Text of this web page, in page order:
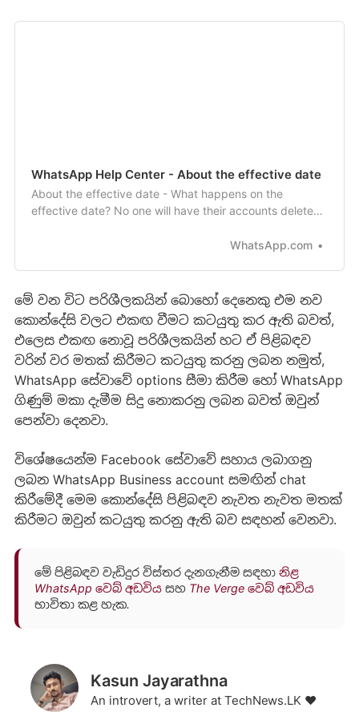
WhatsApp Help Center - About the effective date
About the effective date - What happens on the
effective date? No one will have their accounts deleted
of this update. What happens after the effective date?
WhatsApp.com
මේ වන විට පරිශීලකයින් බොහෝ දෙනෙකු එම නව
කොන්දේසි වලට එකඟ වීමට කටයුතු කර ඇති බවත්,
එලෙස එකඟ නොවූ පරිශීලකයින් හට ඒ පිළිබඳව
වරින් වර මතක් කිරීමට කටයුතු කරනු ලබන නමුත්,
WhatsApp සේවාවේ options සීමා කිරීම හෝ WhatsApp
ගිණුම් මකා දැමීම සිදු නොකරනු ලබන බවත් ඔවුන්
පෙන්වා දෙනවා.
විශේෂයෙන්ම Facebook සේවාවේ සහාය ලබාගනු
ලබන WhatsApp Business account සමඟින් chat
කිරීමේදී මෙම කොන්දේසි පිළිබඳව නැවත නැවත මතක්
කිරීමට ඔවුන් කටයුතු කරනු ඇති බව සඳහන් වෙනවා.
මේ පිළිබඳව වැඩිදුර විස්තර දැනගැනීම සඳහා නිළ
WhatsApp වෙබ් අඩවියසහ The Verge වෙබ් අඩවිය
භාවිතා කළ හැක.
Kasun Jayarathna
An introvert, a writer at TechNews.LK ❤️